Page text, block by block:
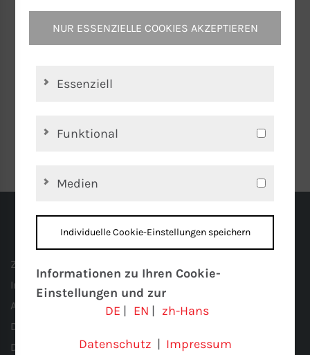
Kontaktauf und nennen Sie uns Ihre
Anforderungen.
Zertifizierung
Impressum
AGB
Datenschutz
Datenschutz Einstellung
NUR ESSENZIELLE COOKIES AKZEPTIEREN
Essenziell
Funktional
Medien
Individuelle Cookie-Einstellungen speichern
Informationen zu Ihren Cookie-
Einstellungen und zur
Datenübertragung in die USA bei der
Wir verwenden Cookies auf unserer
DE | EN | zh-Hans
Datenschutz | Impressum